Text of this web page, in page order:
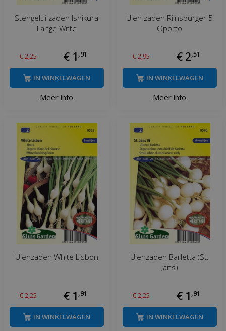
Stengelui zaden Ishikura
Lange Witte
€2,25 € 1 ,91
Meer info
IN WINKELWAGEN
Uien zaden Rijnsburger 5
Oporto
€2,95 € 2,51
Meer info
IN WINKELWAGEN
Uienzaden White Lisbon
€2,25 € 1 ,91
IN WINKELWAGEN
Uienzaden Barletta (St.
Jans)
€2,25 € 1 ,91
IN WINKELWAGEN